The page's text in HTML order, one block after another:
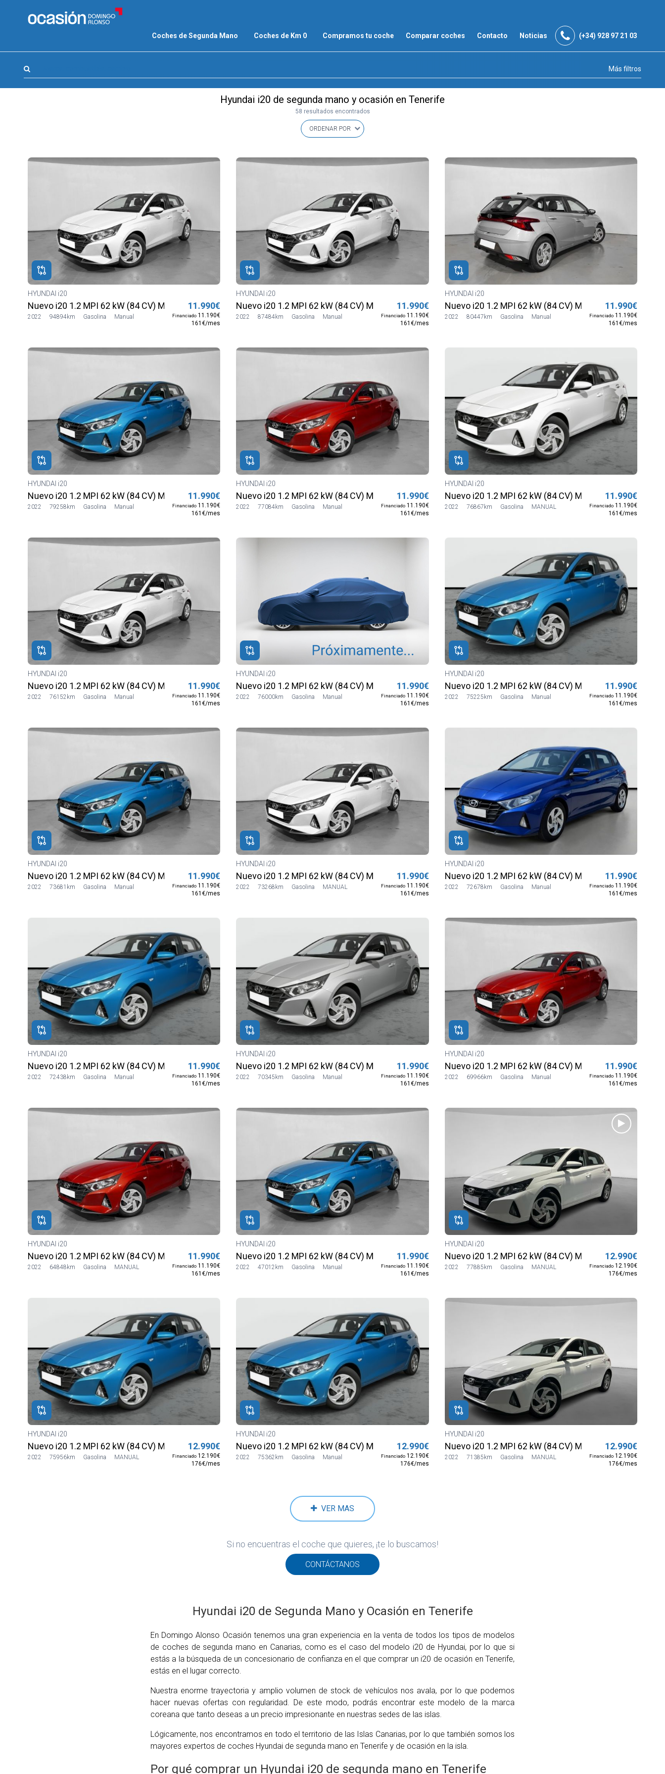
Coches de Segunda Mano Coches de Km 0 Compramos tu coche Comparar coches Contacto Noticias (+34) 928 97 21 03
FILTROS
APPROVED
Modelo (1)
(0)
Más filtros
Hyundai i20 de segunda mano y ocasión en Tenerife
58 resultados encontrados
HYUNDAI i20
Nuevo i20 1.2 MPI 62 kW (84 CV) MT5 2WD Sense
2022 94894km Gasolina Manual
11.990€
Financiado 11.190€
161€/mes
HYUNDAI i20
Nuevo i20 1.2 MPI 62 kW (84 CV) MT5 2WD Sense
2022 87484km Gasolina Manual
11.990€
Financiado11.190€
161€/mes
HYUNDAI i20
Nuevo i20 1.2 MPI 62 kW (84 CV) MT5 2WD Sense
2022 80447km Gasolina Manual
11.990€
Financiado11.190€
161€/mes
HYUNDAI i20
Nuevo i20 1.2 MPI 62 kW (84 CV) MT5 2WD Sense
2022 79258km Gasolina Manual
11.990€
Financiado 11.190€
161€/mes
HYUNDAI i20
Nuevo i20 1.2 MPI 62 kW (84 CV) MT5 2WD Sense
2022 77084km Gasolina Manual
11.990€
Financiado11.190€
161€/mes
HYUNDAI i20
Nuevo i20 1.2 MPI 62 kW (84 CV) MT5 2WD Sense
2022 76867km Gasolina MANUAL
11.990€
Financiado11.190€
161€/mes
HYUNDAI i20
Nuevo i20 1.2 MPI 62 kW (84 CV) MT5 2WD Sense
2022 76152km Gasolina Manual
11.990€
Financiado 11.190€
161€/mes
HYUNDAI i20
Nuevo i20 1.2 MPI 62 kW (84 CV) MT5 2WD Sense
2022 76000km Gasolina Manual
11.990€
Financiado11.190€
161€/mes
HYUNDAI i20
Nuevo i20 1.2 MPI 62 kW (84 CV) MT5 2WD Sense
2022 75225km Gasolina Manual
11.990€
Financiado11.190€
161€/mes
HYUNDAI i20
Nuevo i20 1.2 MPI 62 kW (84 CV) MT5 2WD Sense
2022 73681km Gasolina Manual
11.990€
Financiado 11.190€
161€/mes
HYUNDAI i20
Nuevo i20 1.2 MPI 62 kW (84 CV) MT5 2WD Sense
2022 73268km Gasolina MANUAL
11.990€
Financiado11.190€
161€/mes
HYUNDAI i20
Nuevo i20 1.2 MPI 62 kW (84 CV) MT5 2WD Sense
2022 72678km Gasolina Manual
11.990€
Financiado11.190€
161€/mes
HYUNDAI i20
Nuevo i20 1.2 MPI 62 kW (84 CV) MT5 2WD Sense
2022 72438km Gasolina Manual
11.990€
Financiado 11.190€
161€/mes
HYUNDAI i20
Nuevo i20 1.2 MPI 62 kW (84 CV) MT5 2WD Sense
2022 70345km Gasolina Manual
11.990€
Financiado11.190€
161€/mes
HYUNDAI i20
Nuevo i20 1.2 MPI 62 kW (84 CV) MT5 2WD Sense
2022 69966km Gasolina Manual
11.990€
Financiado11.190€
161€/mes
HYUNDAI i20
Nuevo i20 1.2 MPI 62 kW (84 CV) MT5 2WD Sense
2022 64848km Gasolina MANUAL
11.990€
Financiado 11.190€
161€/mes
HYUNDAI i20
Nuevo i20 1.2 MPI 62 kW (84 CV) MT5 2WD Sense
2022 47012km Gasolina Manual
11.990€
Financiado11.190€
161€/mes
HYUNDAI i20
Nuevo i20 1.2 MPI 62 kW (84 CV) MT5 2WD Sense
2022 77885km Gasolina MANUAL
12.990€
Financiado12.190€
176€/mes
HYUNDAI i20
Nuevo i20 1.2 MPI 62 kW (84 CV) MT5 2WD Sense
2022 75956km Gasolina MANUAL
12.990€
Financiado 12.190€
176€/mes
HYUNDAI i20
Nuevo i20 1.2 MPI 62 kW (84 CV) MT5 2WD Sense
2022 75362km Gasolina Manual
12.990€
Financiado12.190€
176€/mes
HYUNDAI i20
Nuevo i20 1.2 MPI 62 kW (84 CV) MT5 2WD Sense
2022 71385km Gasolina MANUAL
12.990€
Financiado12.190€
176€/mes
VER MAS
Si no encuentras el coche que quieres, ¡te lo buscamos!
CONTÁCTANOS
Hyundai i20 de Segunda Mano y Ocasión en Tenerife
En Domingo Alonso Ocasión tenemos una gran experiencia en la venta de todos los tipos de modelos
de coches de segunda mano en Canarias, como es el caso del modelo i20 de Hyundai, por lo que si
estás a la búsqueda de un concesionario de confianza en el que comprar un i20 de ocasión en Tenerife,
estás en el lugar correcto.
Nuestra enorme trayectoria y amplio volumen de stock de vehículos nos avala, por lo que podemos
hacer nuevas ofertas con regularidad. De este modo, podrás encontrar este modelo de la marca
coreana que tanto deseas a un precio impresionante en nuestras sedes de las islas.
Lógicamente, nos encontramos en todo el territorio de las Islas Canarias, por lo que también somos los
mayores expertos de coches Hyundai de segunda mano en Tenerife y de ocasión en la isla.
Por qué comprar un Hyundai i20 de segunda mano en Tenerife